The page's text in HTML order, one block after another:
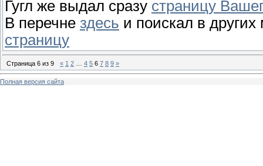
Гугл же выдал сразу страницу
В перечне здесь и поискал в
страницу
Страница 6 из 9 « 1 2 4 5 6 7 8 9 »
Полная версия сайта